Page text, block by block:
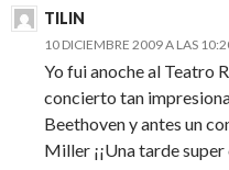
TILIN
10 DICIEMBRE 2009 A LAS
Yo fui anoche al Teatro
concierto tan
Beethoven y antes un
Miller ¡¡Una tarde